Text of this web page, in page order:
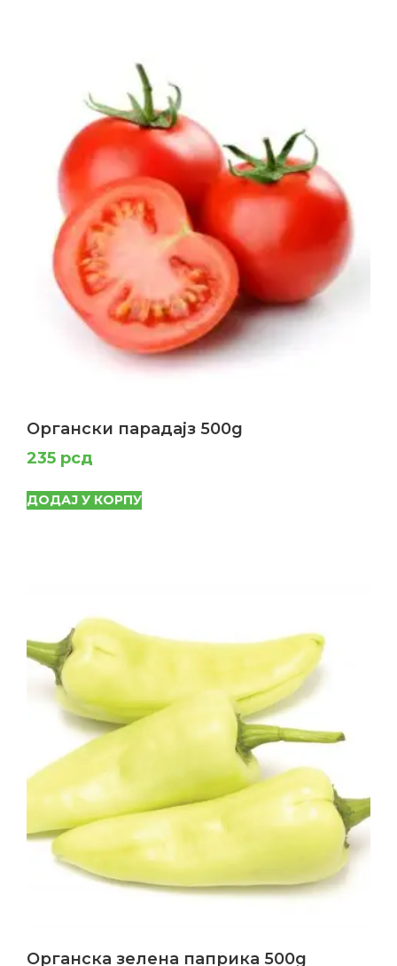
Органски парадајз 500g
235 рсд
ДОДАЈ У КОРПУ
Органска зелена паприка 500g